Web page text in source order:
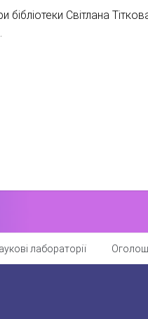
бібліотеки Світлана
лабораторії